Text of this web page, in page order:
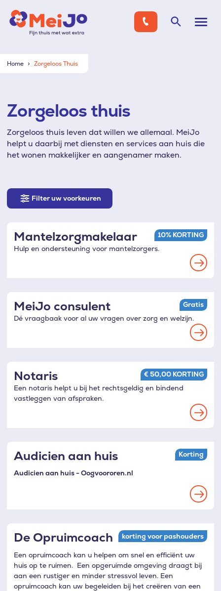
Home Zorgeloos Thuis
Zorgeloos thuis
Zorgeloos thuis leven dat willen we allemaal. MeiJo
helpt u daarbij met diensten en services aan huis die
het wonen makkelijker en aangenamer maken.
Filter
uw
Filter uw voorkeuren
Mantelzorgmakelaar
Hulp en ondersteuning voor mantelzorgers.
Read
10% KORTING
MeiJo consulent
Dé vraagbaak voor al uw vragen over zorg en welzijn.
Read
Gratis
Notaris
Een notaris helpt u bij het rechtsgeldig en bindend
vastleggen van afspraken.
Read
€ 50,00 KORTING
Audicien aan huis
Audicien aan huis - Oogvoororen.nl
Read
Korting
De Opruimcoach
Een opruimcoach kan u helpen om snel en efficiënt uw
huis op te ruimen. Een opgeruimde omgeving draagt bij
aan een rustiger en minder stressvol leven. Een
opruimcoach kan uw begeleiden bij het creëren van een
korting voor pashouders